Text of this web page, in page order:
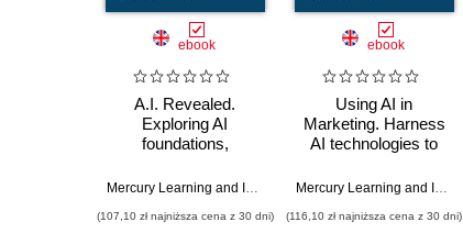
ebook
A.I. Revealed.
Exploring AI
foundations,
applications, and
,Erik Herman
(107,10 zł najniższa cena z 30 dni)
ebook
Using AI in
Marketing. Harness
AI technologies to
strategies and results
(116,10 zł najniższa cena z 30 dni)